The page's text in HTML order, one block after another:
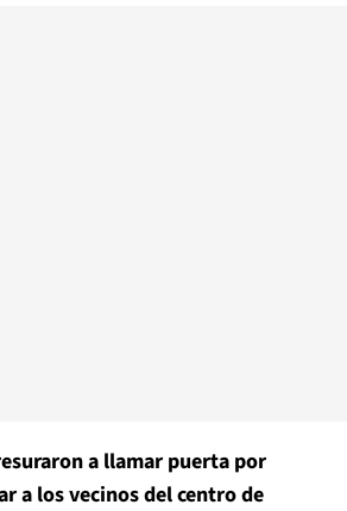
a llamar puerta por
a los vecinos del centro de